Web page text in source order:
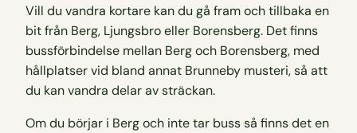
Vill du vandra kortare kan du gå fram och tillbaka en
bit från Berg, Ljungsbro eller Borensberg. Det finns
bussförbindelse mellan Berg och Borensberg, med
hållplatser vid bland annat Brunneby musteri, så att
du kan vandra delar av sträckan.
Om du börjar i Berg och inte tar buss så finns det en